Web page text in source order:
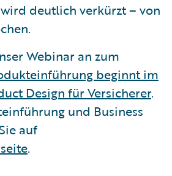
deutlich verkürzt – von
Webinar an zum
beginnt im
Design für Versicherer.
und Business
auf
.